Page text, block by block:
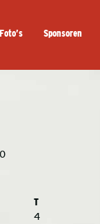
Foto’s Sponsoren
T
4